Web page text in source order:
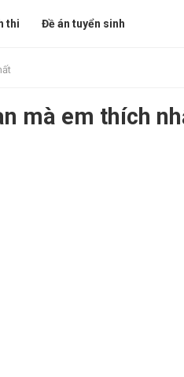
thi Đề án tuyển sinh
mà em thích